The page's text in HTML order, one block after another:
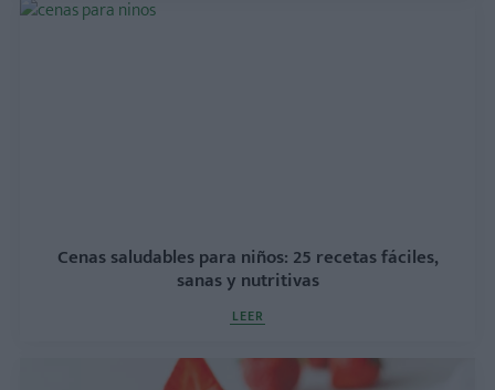
Cenas saludables para niños: 25 recetas fáciles,
sanas y nutritivas
LEER